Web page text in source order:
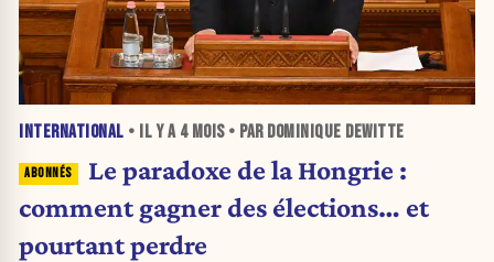
INTERNATIONAL • IL Y A 4 MOIS• PAR DOMINIQUE DEWITTE
Le paradoxe de la Hongrie :
comment gagner des élections… et
pourtant perdre